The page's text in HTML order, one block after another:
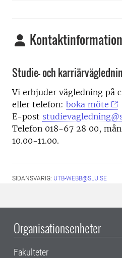
Kontaktinformation
Studie- och
Vi erbjuder vägledning på
eller telefon: boka möte
E-post
Telefon 018-67 28 00,
10.00-11.00.
SIDANSVARIG: UTB-WEBB@SLU.SE
Organisationsenheter
Fakulteter